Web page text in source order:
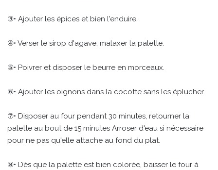
③• Ajouter les épices et bien l'enduire.
④• Verser le sirop d'agave, malaxer la palette.
⑤• Poivrer et disposer le beurre en morceaux.
⑥• Ajouter les oignons dans la cocotte sans les éplucher.
⑦• Disposer au four pendant 30 minutes, retourner la
palette au bout de 15 minutes Arroser d'eau si nécessaire
pour ne pas qu'elle attache au fond du plat.
⑧• Dès que la palette est bien colorée, baisser le four à